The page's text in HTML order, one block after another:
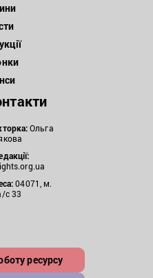
Ольга
04071, м.
с 33
ресурсу